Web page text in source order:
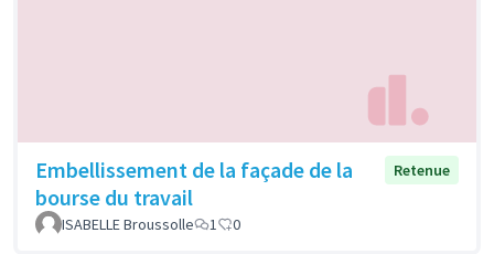
Embellissement de la façade de la
bourse du travail
Retenue
ISABELLE Broussolle 1 0